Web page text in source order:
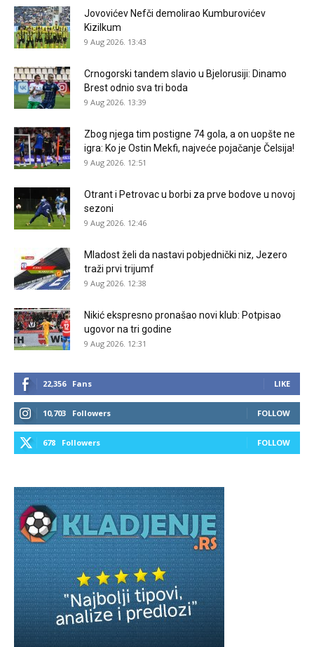
Jovovićev Nefči demolirao Kumburovićev
Kizilkum
9 Aug 2026. 13:43
Crnogorski tandem slavio u Bjelorusiji: Dinamo
Brest odnio sva tri boda
9 Aug 2026. 13:39
Zbog njega tim postigne 74 gola, a on uopšte ne
igra: Ko je Ostin Mekfi, najveće pojačanje Čelsija!
9 Aug 2026. 12:51
Otrant i Petrovac u borbi za prve bodove u novoj
sezoni
9 Aug 2026. 12:46
Mladost želi da nastavi pobjednički niz, Jezero
traži prvi trijumf
9 Aug 2026. 12:38
Nikić ekspresno pronašao novi klub: Potpisao
ugovor na tri godine
9 Aug 2026. 12:31
22,356 Fans LIKE
10,703 Followers FOLLOW
678 Followers FOLLOW